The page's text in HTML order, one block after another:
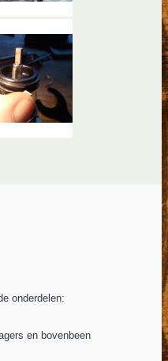
onderdelen:
en bovenbeen